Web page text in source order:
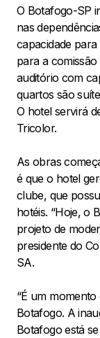
O Botafogo-SP
nas
capacidade
para a
auditório com
quartos são
O hotel servirá
Tricolor.
As obras
é que o hotel
clube, que
hotéis. “Hoje, o
projeto de
presidente do
SA.
“É um
Botafogo. A
Botafogo está